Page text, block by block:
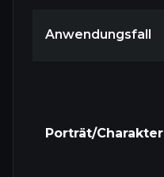
Anwendungsfall
Porträt/Charakter